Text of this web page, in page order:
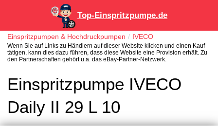
Top-Einspritzpumpe.de
Einspritzpumpen & Hochdruckpumpen IVECO
Wenn Sie auf Links zu Händlern auf dieser Website klicken und einen Kauf
tätigen, kann dies dazu führen, dass diese Website eine Provision erhält. Zu
den Partnerschaften gehört u.a. das eBay-Partner-Netzwerk.
Einspritzpumpe IVECO
Daily II 29 L 10